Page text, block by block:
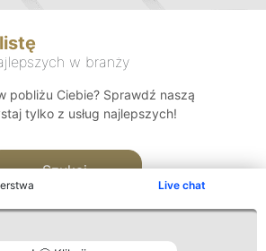
Live chat
w branży
pobliżu Ciebie? Sprawdź naszą
tylko z usług najlepszych!
Szukaj